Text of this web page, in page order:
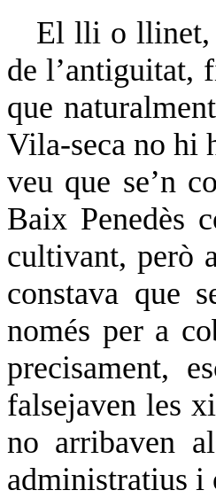
El lli o llinet,
de l’antiguitat,
que
Vila-seca no hi
veu que se’n
Baix Penedès
cultivant, però
constava que
només per a
precisament,
falsejaven les
no arribaven
administratius i